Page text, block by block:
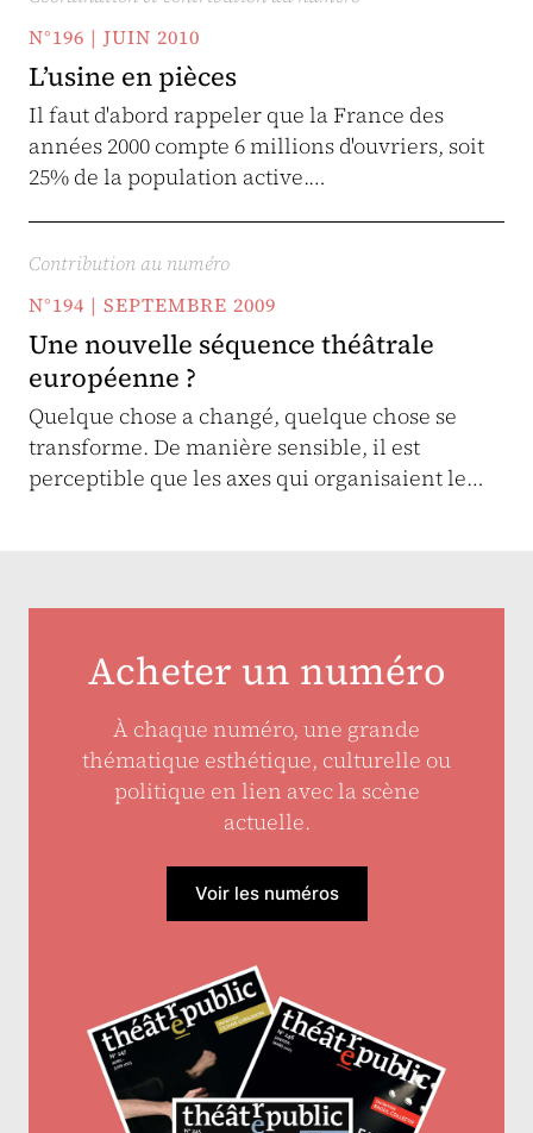
N°196 | JUIN 2010
L’usine en pièces
Il faut d'abord rappeler que la France des
années 2000 compte 6 millions d'ouvriers, soit
25% de la population active.…
Contribution au numéro
N°194 | SEPTEMBRE 2009
Une nouvelle séquence théâtrale
européenne ?
Quelque chose a changé, quelque chose se
transforme. De manière sensible, il est
perceptible que les axes qui organisaient le…
Acheter un numéro
À chaque numéro, une grande
thématique esthétique, culturelle ou
politique en lien avec la scène
actuelle.
Voir les numéros